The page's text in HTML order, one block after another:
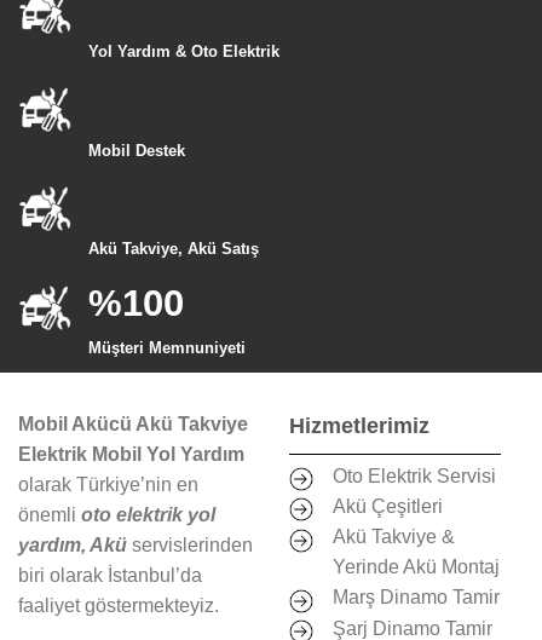
Yol Yardım & Oto Elektrik
Mobil Destek
Akü Takviye, Akü Satış
%100
Müşteri Memnuniyeti
Mobil Akücü Akü Takviye
Elektrik Mobil Yol Yardım
olarak Türkiye’nin en
önemli oto elektrik yol
yardım, Akü servislerinden
biri olarak İstanbul’da
faaliyet göstermekteyiz.
Hizmetlerimiz
Oto Elektrik Servisi
Akü Çeşitleri
Akü Takviye &
Yerinde Akü Montaj
Marş Dinamo Tamir
Şarj Dinamo Tamir